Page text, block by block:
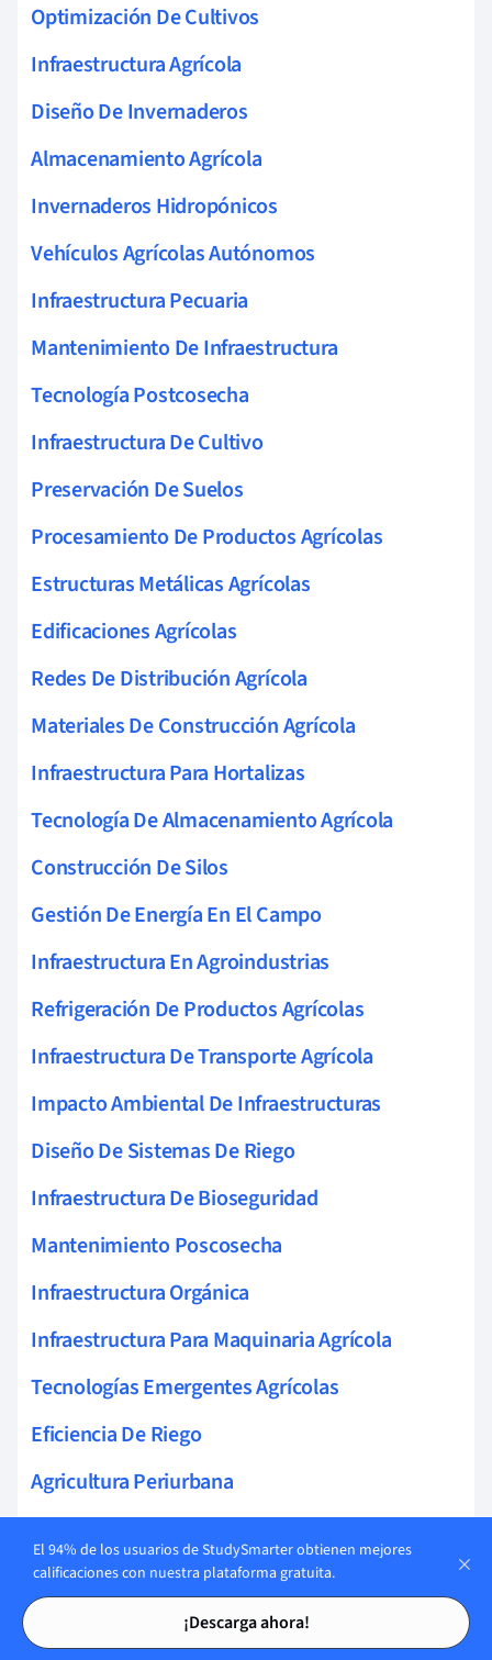
Tarjetas de estudio
Tarjetas de estudio
Optimización De Cultivos
Infraestructura Agrícola
Diseño De Invernaderos
Almacenamiento Agrícola
Invernaderos Hidropónicos
Vehículos Agrícolas Autónomos
Infraestructura Pecuaria
Mantenimiento De Infraestructura
Tecnología Postcosecha
Infraestructura De Cultivo
Preservación De Suelos
Procesamiento De Productos Agrícolas
Estructuras Metálicas Agrícolas
Edificaciones Agrícolas
Redes De Distribución Agrícola
Materiales De Construcción Agrícola
Infraestructura Para Hortalizas
Tecnología De Almacenamiento Agrícola
Construcción De Silos
Gestión De Energía En El Campo
Infraestructura En Agroindustrias
Refrigeración De Productos Agrícolas
Infraestructura De Transporte Agrícola
Impacto Ambiental De Infraestructuras
Diseño De Sistemas De Riego
Infraestructura De Bioseguridad
Mantenimiento Poscosecha
Infraestructura Orgánica
Infraestructura Para Maquinaria Agrícola
Tecnologías Emergentes Agrícolas
Eficiencia De Riego
Agricultura Periurbana
Ecosistema Agrícola
Sistemas Producción
El 94% de los usuarios de StudySmarter obtienen mejores
calificaciones con nuestra plataforma gratuita.
¡Descarga ahora!